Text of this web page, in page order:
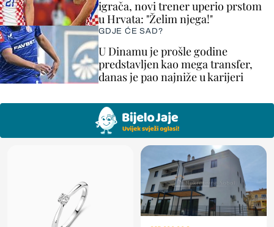
igrača, novi trener uperio prstom
u Hrvata: "Želim njega!"
GDJE ĆE SAD?
U Dinamu je prošle godine
predstavljen kao mega transfer,
danas je pao najniže u karijeri